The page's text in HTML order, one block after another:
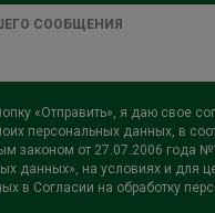
«Отправить», я даю свое
персональных данных, в
законом от 27.07.2006 года
данных», на условиях и для
в Согласии на обработку